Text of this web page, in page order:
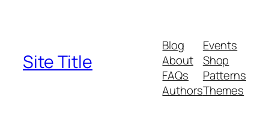
Site Title
Blog
About
FAQs
Authors
Events
Shop
Patterns
Themes